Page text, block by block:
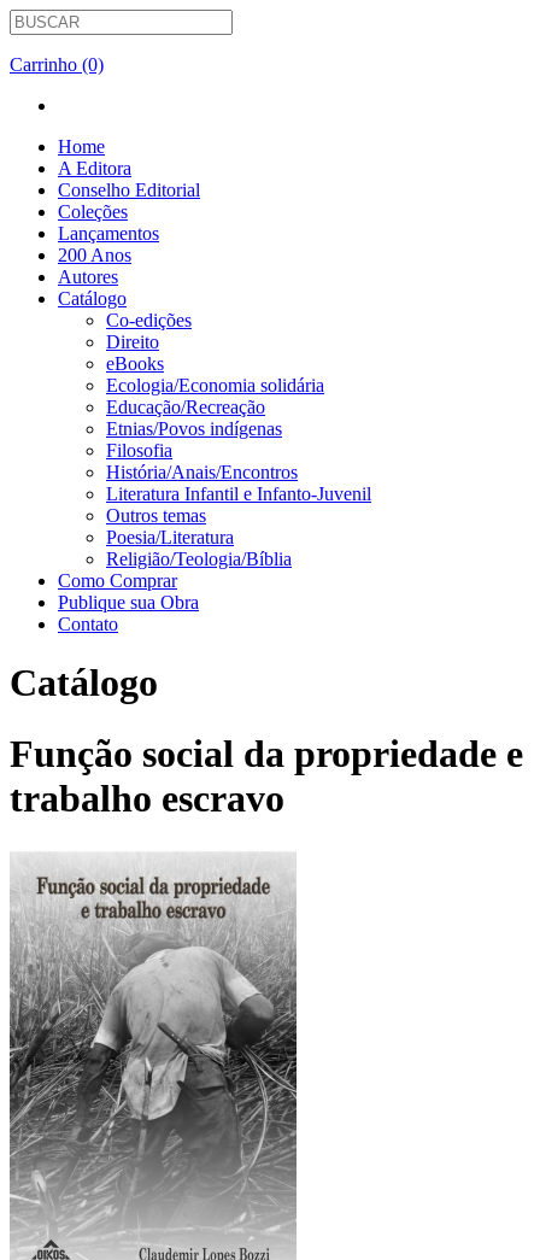
Carrinho (0)
Home
A Editora
Conselho Editorial
Coleções
Lançamentos
200 Anos
Autores
Catálogo
Co-edições
Direito
eBooks
Ecologia/Economia solidária
Educação/Recreação
Etnias/Povos indígenas
Filosofia
História/Anais/Encontros
Literatura Infantil e Infanto-Juvenil
Outros temas
Poesia/Literatura
Religião/Teologia/Bíblia
Como Comprar
Publique sua Obra
Contato
Catálogo
Função social da propriedade e
trabalho escravo